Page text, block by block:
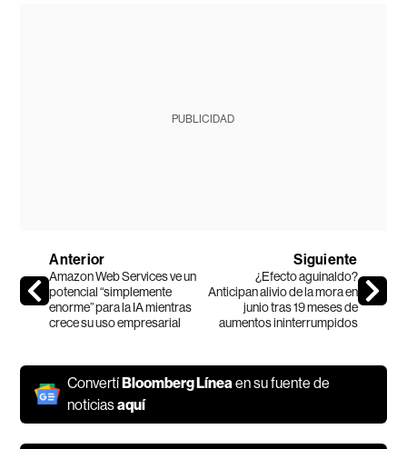
PUBLICIDAD
Anterior
Amazon Web Services ve un
potencial “simplemente
enorme” para la IA mientras
crece su uso empresarial
Siguiente
¿Efecto aguinaldo?
Anticipan alivio de la mora en
junio tras 19 meses de
aumentos ininterrumpidos
ConvertíBloomberg Líneaen su fuente de
noticiasaquí